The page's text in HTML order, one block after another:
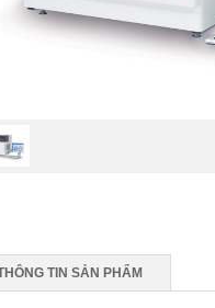
TIN SẢN PHẨM